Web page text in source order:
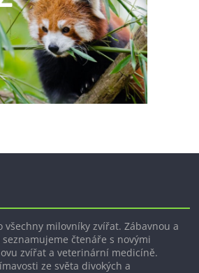
všechny milovníky zvířat. Zábavnou a
čtenáře s novými
zvířat a veterinární medicíně.
ze světa divokých a